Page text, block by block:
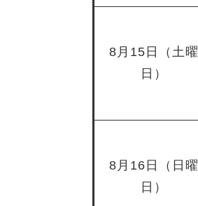
8月15日（土曜
日）
8月16日（日曜
日）